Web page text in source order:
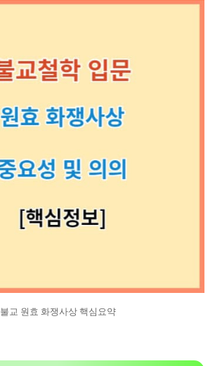
불교 원효 화쟁사상 핵심요약